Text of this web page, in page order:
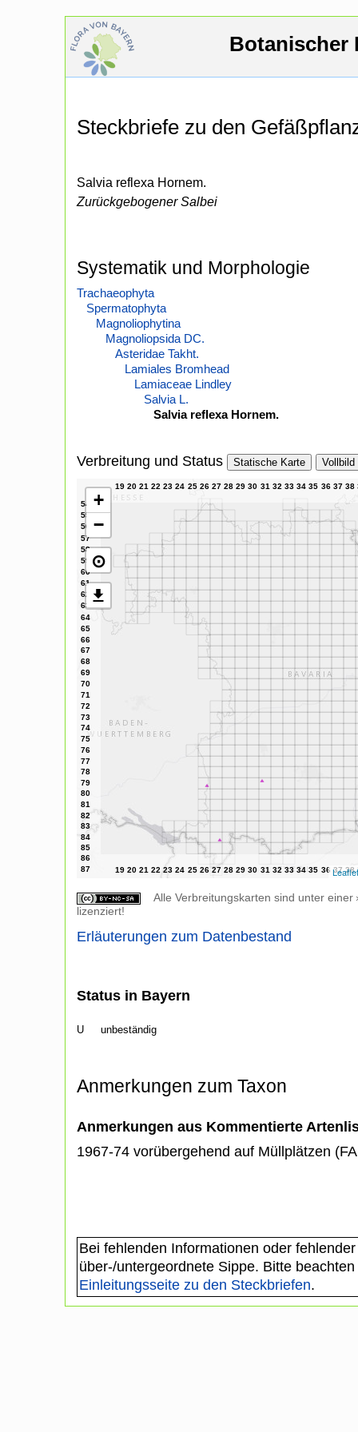
Botanischer
Steckbriefe zu den
Salvia reflexa Hornem.
Zurückgebogener Salbei
Systematik und Morphologie
Trachaeophyta
Spermatophyta
Magnoliophytina
Magnoliopsida DC.
Asteridae Takht.
Lamiales Bromhead
Lamiaceae Lindley
Salvia L.
Salvia reflexa Hornem.
Verbreitung und Status Statische Karte Vollbild
+
−
⊙
Leaflet
Alle Verbreitungskarten sind unter einer
lizenziert!
Erläuterungen zum Datenbestand
Status in Bayern
U unbeständig
Anmerkungen zum Taxon
Anmerkungen aus Kommentierte
1967-74 vorübergehend auf Müllplätzen
Bei fehlenden Informationen oder
über-/untergeordnete Sippe. Bitte
Einleitungsseite zu den Steckbriefen.